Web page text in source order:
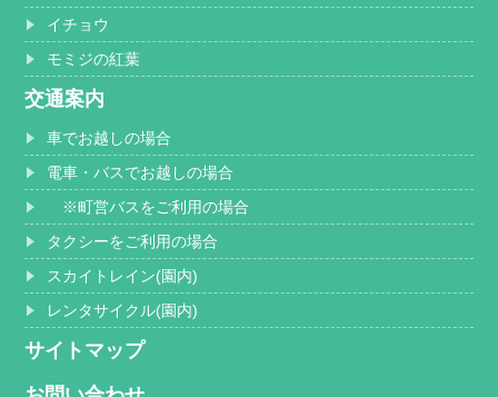
イチョウ
モミジの紅葉
交通案内
車でお越しの場合
電車・バスでお越しの場合
※町営バスをご利用の場合
タクシーをご利用の場合
スカイトレイン(園内)
レンタサイクル(園内)
サイトマップ